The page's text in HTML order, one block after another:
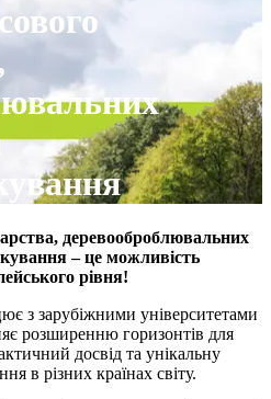
деревооброблювальних
– це можливість
рівня!
з зарубіжними університетами
розширенню горизонтів для
досвід та унікальну
в різних країнах світу.